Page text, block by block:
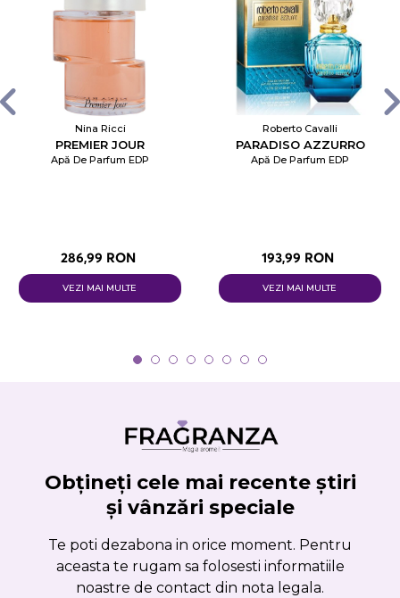
Nina Ricci
PREMIER JOUR
Apă De Parfum EDP
286,99 RON
VEZI MAI MULTE
Roberto Cavalli
PARADISO AZZURRO
Apă De Parfum EDP
193,99 RON
VEZI MAI MULTE
Obțineți cele mai recente știri
și vânzări speciale
Te poti dezabona in orice moment. Pentru
aceasta te rugam sa folosesti informatiile
noastre de contact din nota legala.